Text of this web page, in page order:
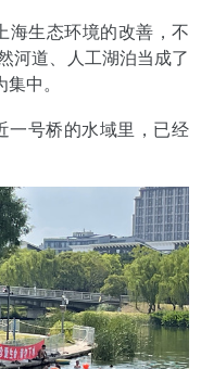
海生态环境的改善，不
河道、人工湖泊当成了
中。
一号桥的水域里，已经